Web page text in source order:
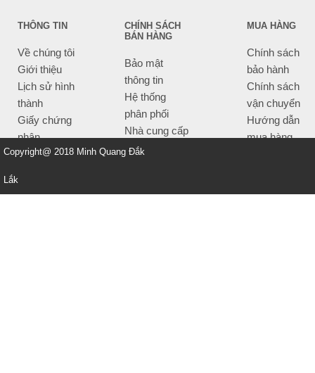
THÔNG TIN
Về chúng tôi
Giới thiệu
Lịch sử hình
thành
Giấy chứng
nhận
CHÍNH SÁCH
BÁN HÀNG
Bảo mật
thông tin
Hệ thống
phân phối
Nhà cung cấp
Tiêu chí bán
MUA HÀNG
Chính sách
bảo hành
Chính sách
vận chuyển
Hướng dẫn
mua hàng
Copyright@ 2018 Minh Quang Đắk
Lắk